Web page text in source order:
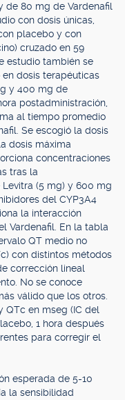
de 80 mg de Vardenafil
con dosis únicas,
placebo y con
cruzado en 59
estudio también se
dosis terapéuticas
y 400 mg de
postadministración,
al tiempo promedio
Se escogió la dosis
dosis máxima
concentraciones
tras la
(5 mg) y 600 mg
del CYP3A4
la interacción
Vardenafil. En la tabla
QT medio no
con distintos métodos
corrección lineal
No se conoce
válido que los otros.
QTc en mseg (IC del
1 hora después
para corregir el
esperada de 5-10
la sensibilidad